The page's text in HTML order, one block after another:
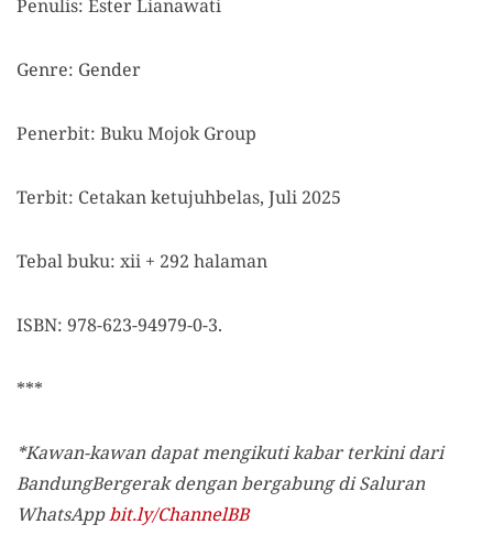
Penulis: Ester Lianawati
Genre: Gender
Penerbit: Buku Mojok Group
Terbit: Cetakan ketujuhbelas, Juli 2025
Tebal buku: xii + 292 halaman
ISBN: 978-623-94979-0-3.
***
*Kawan-kawan dapat mengikuti kabar terkini dari
BandungBergerak dengan bergabung di Saluran
WhatsAppbit.ly/ChannelBB